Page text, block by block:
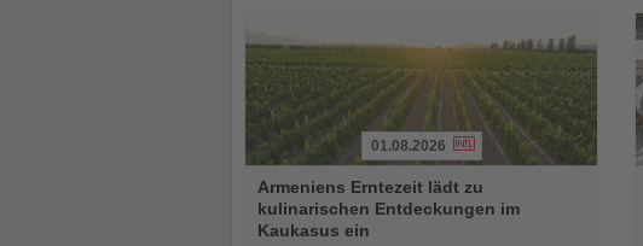
Sie
die
Nachrichten
01.08.2026
Armeniens Erntezeit lädt zu
kulinarischen Entdeckungen im
Kaukasus ein